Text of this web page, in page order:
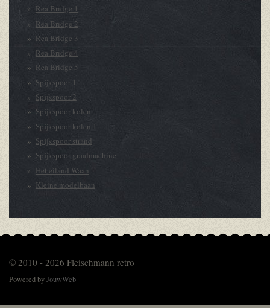
Rea Bridge 1
Rea Bridge 2
Rea Bridge 3
Rea Bridge 4
Rea Bridge 5
Spijkspoor 1
Spijkspoor 2
Spijkspoor kolen
Spijkspoor kolen 1
Spijkspoor strand
Spijkspoor graafmachine
Het eiland Waan
Kleine modelbaan
© 2010 - 2026 Fleischmann retro
Powered byJouwWeb